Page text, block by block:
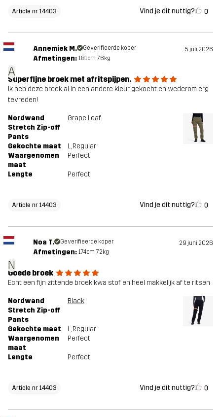
Article nr 14403 Vind je dit nuttig? 0
A
Annemiek M. Geverifieerde koper 5 juli 2026
Afmetingen: 181cm, 76kg
Superfijne broek met afritspijpen.
Ik heb deze broek al in een andere kleur gekocht en wederom erg
tevreden!
Nordwand
Stretch Zip-off
Pants
Grape Leaf
Gekochte maat L, Regular
Waargenomen
maat
Perfect
Lengte Perfect
Article nr 14403 Vind je dit nuttig? 0
N
Noa T. Geverifieerde koper 29 juni 2026
Afmetingen: 174cm, 72kg
Goede broek
Echt een fijn zittende broek kwa stof en heel makkelijk af te ritsen
Nordwand
Stretch Zip-off
Pants
Black
Gekochte maat L, Regular
Waargenomen
maat
Perfect
Lengte Perfect
Article nr 14403 Vind je dit nuttig? 0